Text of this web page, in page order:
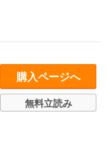
購入ページへ
無料立読み